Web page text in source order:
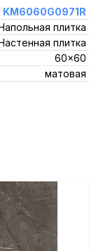
KM6060G0971R
плитка
плитка
60x60
матовая